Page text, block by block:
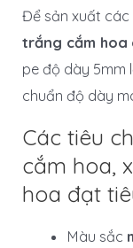
Để sản xuất các
trắng cắm hoa
pe độ dày 5mm
chuẩn độ dày
Các tiêu
cắm hoa,
hoa đạt
Màu sắc